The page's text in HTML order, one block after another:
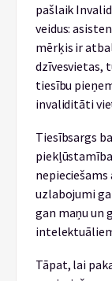
pašlaik
veidus:
mērķis ir
dzīvesvietas,
tiesību
invaliditāti
Tiesībsargs
uzlabojumi
gan maņu un
Tāpat, lai